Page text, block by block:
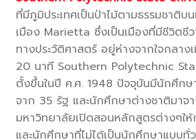
ที่มีภูมิประเทศเป็นป่าไม้ตามธรรมชาติบ
เมือง Marietta ซึ่งเป็นเมืองที่มีชีวิตชี
ทางประวัติศาสตร์ อยู่ห่างจากใจกลา
20 นาที Southern Polytechnic
ตั้งขึ้นในปี ค.ศ. 1948 ปัจจุบันมีนักศึก
จาก 35 รัฐ และนักศึกษาต่างชาติมาจ
มหาวิทยาลัยเปิดสอนหลักสูตรต่างๆใ
และนักศึกษาที่ไม่ได้เป็นนักศึกษาแบบทั่